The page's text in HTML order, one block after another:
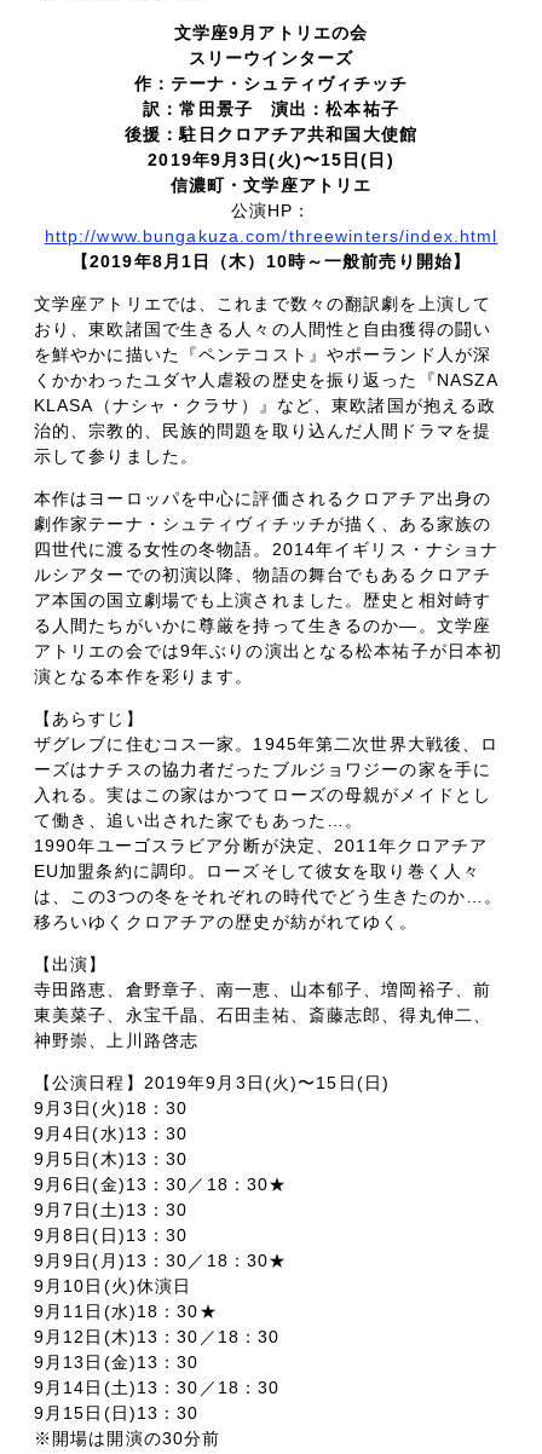
文学座9月アトリエの会
スリーウインターズ
作：テーナ・シュティヴィチッチ
訳：常田景子 演出：松本祐子
後援：駐日クロアチア共和国大使館
2019年9月3日(火)〜15日(日)
信濃町・文学座アトリエ
公演HP：
http://www.bungakuza.com/threewinters/index.html
【2019年8月1日（木）10時～一般前売り開始】
文学座アトリエでは、これまで数々の翻訳劇を上演して
おり、東欧諸国で生きる人々の人間性と自由獲得の闘い
を鮮やかに描いた『ペンテコスト』やポーランド人が深
くかかわったユダヤ人虐殺の歴史を振り返った『NASZA
KLASA（ナシャ・クラサ）』など、東欧諸国が抱える政
治的、宗教的、民族的問題を取り込んだ人間ドラマを提
示して参りました。
本作はヨーロッパを中心に評価されるクロアチア出身の
劇作家テーナ・シュティヴィチッチが描く、ある家族の
四世代に渡る女性の冬物語。2014年イギリス・ナショナ
ルシアターでの初演以降、物語の舞台でもあるクロアチ
ア本国の国立劇場でも上演されました。歴史と相対峙す
る人間たちがいかに尊厳を持って生きるのか―。文学座
アトリエの会では9年ぶりの演出となる松本祐子が日本初
演となる本作を彩ります。
【あらすじ】
ザグレブに住むコス一家。1945年第二次世界大戦後、ロ
ーズはナチスの協力者だったブルジョワジーの家を手に
入れる。実はこの家はかつてローズの母親がメイドとし
て働き、追い出された家でもあった…。
1990年ユーゴスラビア分断が決定、2011年クロアチア
EU加盟条約に調印。ローズそして彼女を取り巻く人々
は、この3つの冬をそれぞれの時代でどう生きたのか…。
移ろいゆくクロアチアの歴史が紡がれてゆく。
【出演】
寺田路恵、倉野章子、南一恵、山本郁子、増岡裕子、前
東美菜子、永宝千晶、石田圭祐、斎藤志郎、得丸伸二、
神野崇、上川路啓志
【公演日程】2019年9月3日(火)〜15日(日)
9月3日(火)18：30
9月4日(水)13：30
9月5日(木)13：30
9月6日(金)13：30／18：30★
9月7日(土)13：30
9月8日(日)13：30
9月9日(月)13：30／18：30★
9月10日(火)休演日
9月11日(水)18：30★
9月12日(木)13：30／18：30
9月13日(金)13：30
9月14日(土)13：30／18：30
9月15日(日)13：30
※開場は開演の30分前